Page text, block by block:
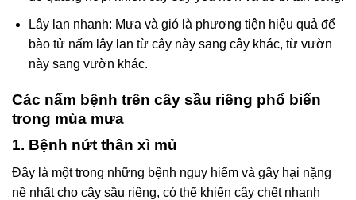
Lây lan nhanh: Mưa và gió là phương tiện hiệu quả để
bào tử nấm lây lan từ cây này sang cây khác, từ vườn
này sang vườn khác.
Các nấm bệnh trên cây sầu riêng phổ biến
trong mùa mưa
1. Bệnh nứt thân xì mủ
Đây là một trong những bệnh nguy hiểm và gây hại nặng
nề nhất cho cây sầu riêng, có thể khiến cây chết nhanh